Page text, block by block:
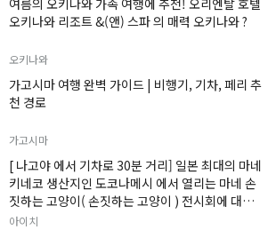
여름의 오키나와 가족 여행에 추천! 오리엔탈 호텔
오키나와 리조트 &(앤) 스파 의 매력 오키나와 ?
오키나와
가고시마 여행 완벽 가이드 | 비행기, 기차, 페리 추
천 경로
가고시마
[ 나고야 에서 기차로 30분 거리] 일본 최대의 마네
키네코 생산지인 도코나메시 에서 열리는 마네 손
짓하는 고양이( 손짓하는 고양이 ) 전시회에 대한
정보입니다.
아이치